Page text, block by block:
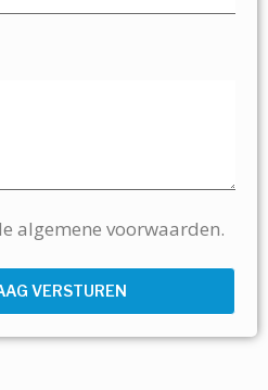
algemene voorwaarden.
VERSTUREN